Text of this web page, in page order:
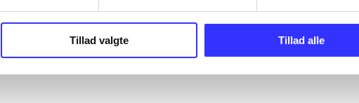
Tillad valgte Tillad alle